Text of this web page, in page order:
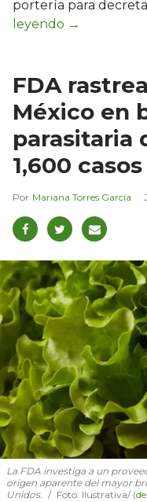
portería para
FDA
México en
parasitaria
1,600
Mariana Torres García
La FDA investiga a un
origen aparente del mayor
Unidos.
Foto: Ilustrativa/ (